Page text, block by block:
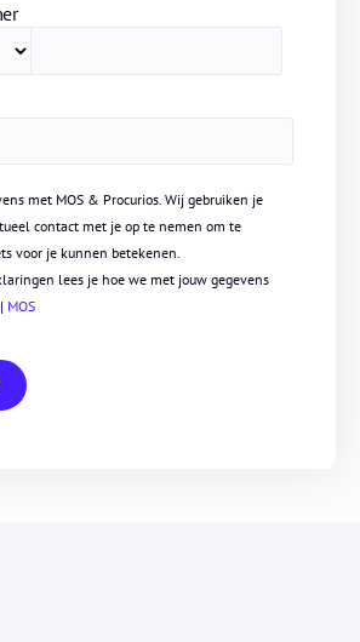
met MOS & Procurios. Wij gebruiken je
contact met je op te nemen om te
voor je kunnen betekenen.
lees je hoe we met jouw gegevens
| MOS